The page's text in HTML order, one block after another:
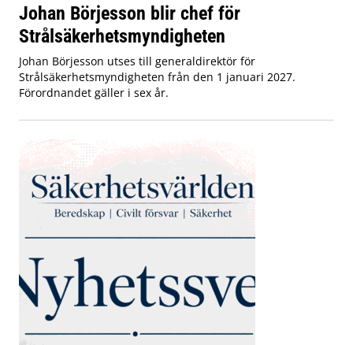
Johan Börjesson blir chef för
Strålsäkerhetsmyndigheten
Johan Börjesson utses till generaldirektör för
Strålsäkerhetsmyndigheten från den 1 januari 2027.
Förordnandet gäller i sex år.